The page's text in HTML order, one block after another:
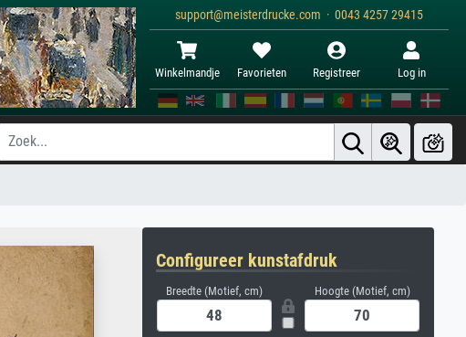
support@meisterdrucke.com · 0043 4257 29415
Winkelmandje Favorieten Registreer Log in
Configureer kunstafdruk
Breedte (Motief, cm) Hoogte (Motief, cm)